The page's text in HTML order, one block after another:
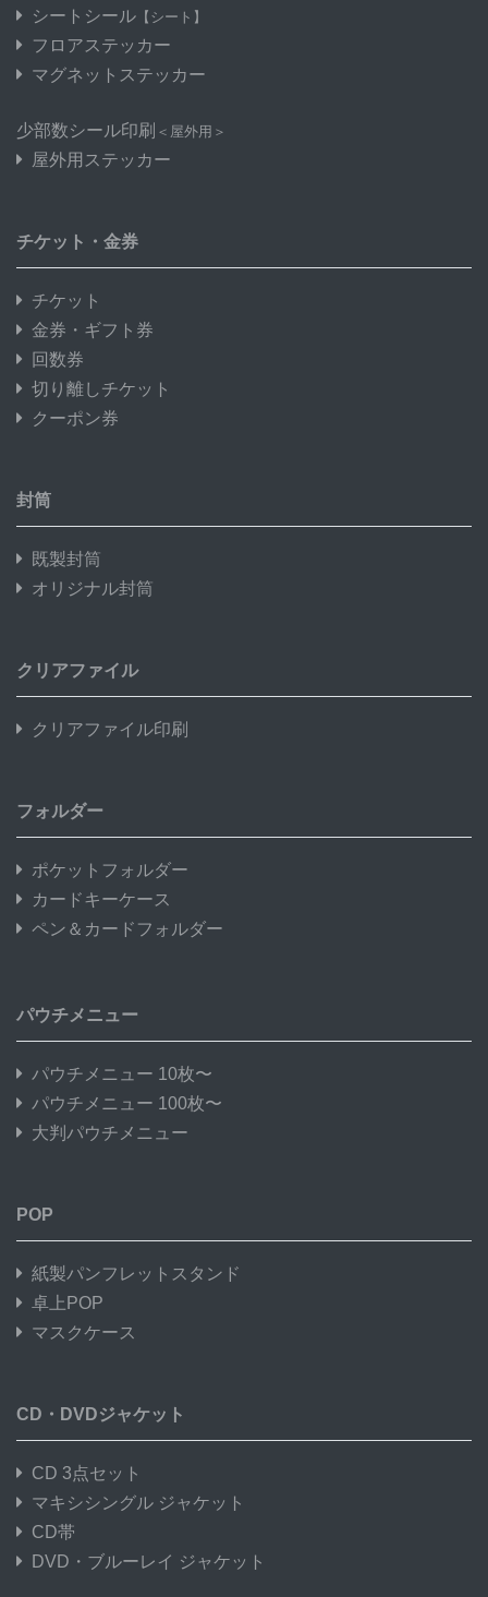
シートシール 【シート】
フロアステッカー
マグネットステッカー
少部数シール印刷 ＜屋外用＞
屋外用ステッカー
チケット・金券
チケット
金券・ギフト券
回数券
切り離しチケット
クーポン券
封筒
既製封筒
オリジナル封筒
クリアファイル
クリアファイル印刷
フォルダー
ポケットフォルダー
カードキーケース
ペン＆カードフォルダー
パウチメニュー
パウチメニュー 10枚〜
パウチメニュー 100枚〜
大判パウチメニュー
POP
紙製パンフレットスタンド
卓上POP
マスクケース
CD・DVDジャケット
CD 3点セット
マキシシングル ジャケット
CD帯
DVD・ブルーレイ ジャケット